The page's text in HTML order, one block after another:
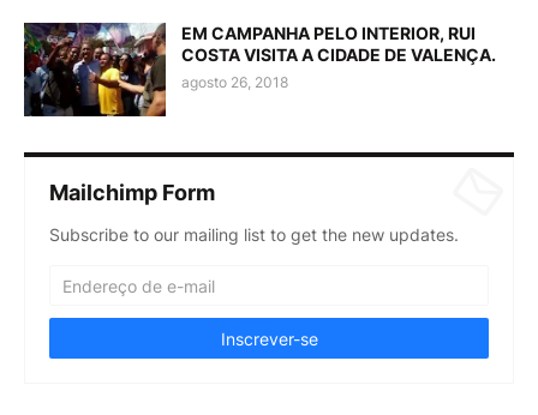
EM CAMPANHA PELO INTERIOR, RUI
COSTA VISITA A CIDADE DE VALENÇA.
agosto 26, 2018
Mailchimp Form
Subscribe to our mailing list to get the new updates.